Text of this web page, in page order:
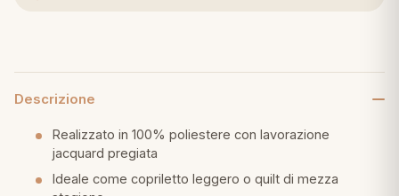
Descrizione
Realizzato in 100% poliestere con lavorazione
jacquard pregiata
Ideale come copriletto leggero o quilt di mezza